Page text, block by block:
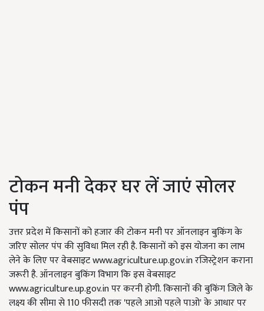
टोकन मनी देकर घर लें जाएं सोलर
पंप
उत्तर प्रदेश में किसानों को हजार की टोकन मनी पर ऑनलाइन बुकिंग के
जरिए सोलर पंप की सुविधा मिल रही है. किसानों को इस योजना का लाभ
लेने के लिए पर वेबसाइट www.agriculture.up.gov.in रजिस्ट्रेशन कराना
जरूरी है. ऑनलाइन बुकिंग विभाग कि इस वेबसाइट
www.agriculture.up.gov.in पर करनी होगी. किसानों की बुकिंग जिले के
लक्ष्य की सीमा से 110 फीसदी तक 'पहले आओ पहले पाओ' के आधार पर